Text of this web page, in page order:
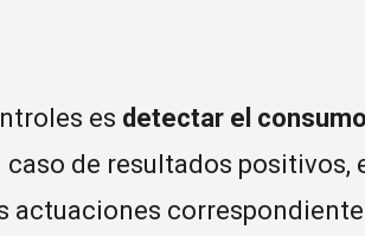
es detectar el
caso de resultados positivos,
actuaciones